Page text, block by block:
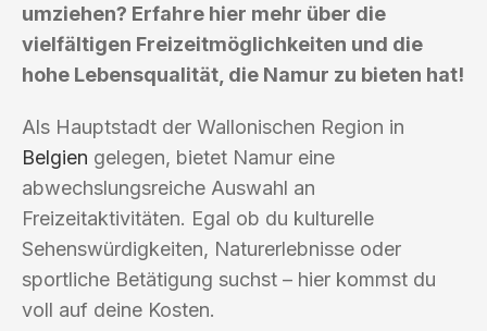
umziehen? Erfahre hier mehr über die
vielfältigen Freizeitmöglichkeiten und die
hohe Lebensqualität, die Namur zu bieten hat!
Als Hauptstadt der Wallonischen Region in
Belgien gelegen, bietet Namur eine
abwechslungsreiche Auswahl an
Freizeitaktivitäten. Egal ob du kulturelle
Sehenswürdigkeiten, Naturerlebnisse oder
sportliche Betätigung suchst – hier kommst du
voll auf deine Kosten.